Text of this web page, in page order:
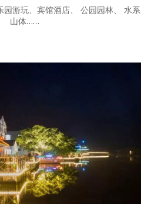
园游玩、宾馆酒店、 公园园林、 水系
山体……